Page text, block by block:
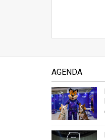
AGENDA